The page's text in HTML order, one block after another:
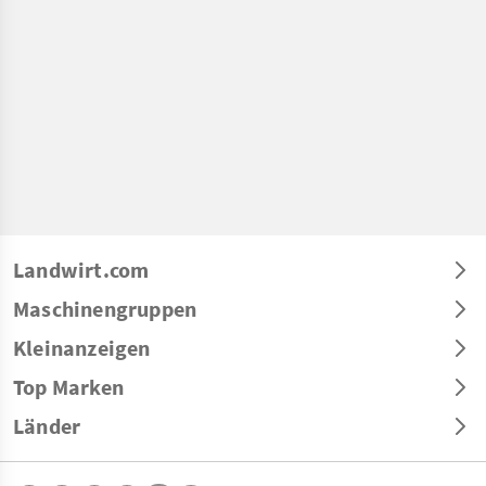
Landwirt.com
Maschinengruppen
Kleinanzeigen
Top Marken
Länder